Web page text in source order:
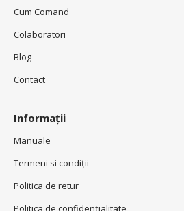
Cum Comand
Colaboratori
Blog
Contact
Informații
Manuale
Termeni si condiţii
Politica de retur
Politica de confidenţialitate